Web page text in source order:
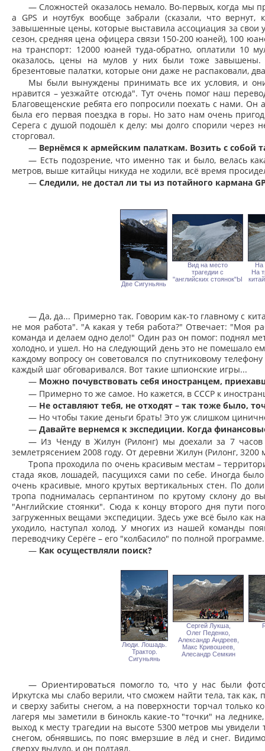
— Сложностей оказалось немало. Во-первых, когда мы
а GPS и ноутбук вообще забрали (сказали, что вернут,
завышенные цены, которые выставила ассоциация за свои
сезон, средняя цена офицера связи 150-200 юаней), 100
на транспорт: 12000 юаней туда-обратно, оплатили 10
оказалось, цены на мулов у них были тоже завышены.
брезентовые палатки, которые они даже не распаковали,
Мы были вынуждены принимать все их условия, и
нравится – уезжайте отсюда". Тут очень помог наш
Благовещенские ребята его попросили поехать с нами. Он
была его первая поездка в горы. Но зато нам очень
Серега с душой подошёл к делу: мы долго спорили через
сторговал.
— Вернёмся к армейским палаткам. Возить с собой
— Есть подозрение, что именно так и было, велась
метров, выше китайцы никуда не ходили, всё время
— Следили, не достал ли ты из потайного кармана
Две Сигуньянь
Вид на место
трагедии с
"английских стоянок"Ы
На
На
— Да, да... Примерно так. Говорим как-то главному с
не моя работа". "А какая у тебя работа?" Отвечает: "Моя
команда и делаем одно дело!" Один раз он помог: поднял
холодно, и ушел. Но на следующий день это не помешало
каждому вопросу он советовался по спутниковому
каждый шаг обговаривался. Вот такие шпионские игры...
— Можно почувствовать себя иностранцем,
— Примерно то же самое. Но кажется, в СССР к
— Не оставляют тебя, не отходят – так тоже было,
— Но чтобы такие деньги брать! Это уж слишком
— Давайте вернемся к экспедиции. Когда
— Из Ченду в Жилун (Рилонг) мы доехали за 7 часов
землетрясением 2008 году. От деревни Жилун (Рилонг,
Тропа проходила по очень красивым местам –
стада яков, лошадей, пасущихся сами по себе. Иногда
очень красивые, много крутых вертикальных стен. По
тропа поднималась серпантином по крутому склону до
"Английские стоянки". Сюда к концу второго дня пути
загруженных вещами экспедиции. Здесь уже всё было как
уходило, наступал холод. У многих из нашей команды
переводчику Серёге – его "колбасило" по полной программе.
— Как осуществляли поиск?
Люди. Лошадь.
Трактор.
Сигуньянь
Сергей Лукша,
Олег Педенко,
Александр Андреев,
Макс Кривошеев,
Алесандр Семкин
— Ориентироваться помогло то, что у нас были
Иркутска мы слабо верили, что сможем найти тела, так
и сверху забиты снегом, а на поверхности торчал только
лагеря мы заметили в бинокль какие-то "точки" на
выход к месту трагедии на высоте 5300 метров мы
снегом, обнявшись, по пояс вмерзшие в лёд и снег.
сверху выдуло, и он подтаял.